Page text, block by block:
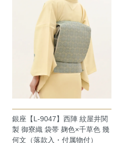
銀座【L-9047】西陣 紋屋井関
製 御寮織 袋帯 麹色×千草色 幾
何文（落款入・付属物付）